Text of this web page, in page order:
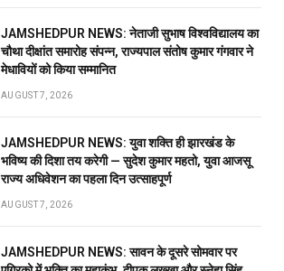
JAMSHEDPUR NEWS: नेताजी सुभाष विश्वविद्यालय का
चौथा दीक्षांत समारोह संपन्न, राज्यपाल संतोष कुमार गंगवार ने
मेधावियों को किया सम्मानित
AUGUST 7, 2026
JAMSHEDPUR NEWS: युवा शक्ति ही झारखंड के
भविष्य की दिशा तय करेगी — सुदेश कुमार महतो, युवा आजसू
राज्य अधिवेशन का पहला दिन उत्साहपूर्ण
AUGUST 7, 2026
JAMSHEDPUR NEWS: सावन के दूसरे सोमवार पर